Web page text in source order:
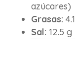
azúcares)
Grasas:
Sal: 12.5 g